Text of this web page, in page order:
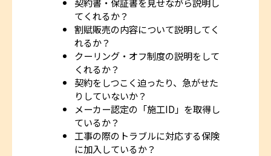
てくれるか？
割賦販売の内容について説明してく
れるか？
クーリング・オフ制度の説明をして
くれるか？
契約をしつこく迫ったり、急がせた
りしていないか？
メーカー認定の「施工ID」を取得し
ているか？
工事の際のトラブルに対応する保険
に加入しているか？